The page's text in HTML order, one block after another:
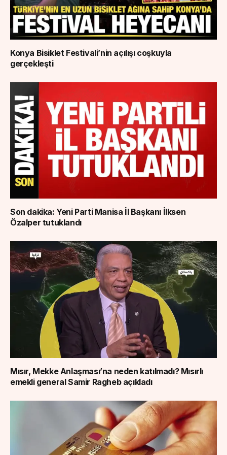
Konya Bisiklet Festivali’nin açılışı coşkuyla
gerçekleşti
Son dakika: Yeni Parti Manisa İl Başkanı İlksen
Özalper tutuklandı
Mısır, Mekke Anlaşması’na neden katılmadı? Mısırlı
emekli general Samir Ragheb açıkladı